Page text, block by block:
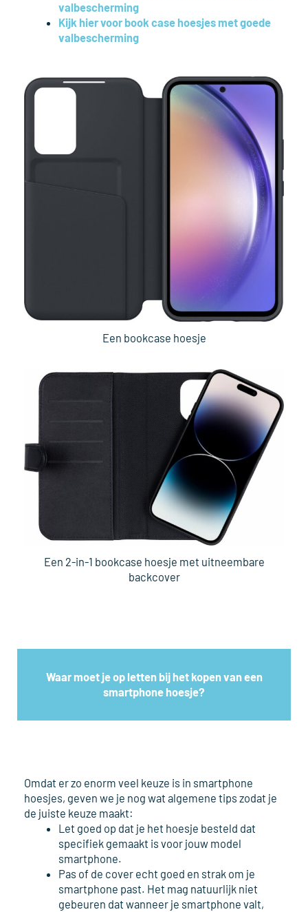
valbescherming
Kijk hier voor book case hoesjes met goede
valbescherming
Een bookcase hoesje
Een 2-in-1 bookcase hoesje met uitneembare
backcover
Waar moet je op letten bij het kopen van een
smartphone hoesje?
Omdat er zo enorm veel keuze is in smartphone
hoesjes, geven we je nog wat algemene tips zodat je
de juiste keuze maakt:
Let goed op dat je het hoesje besteld dat
specifiek gemaakt is voor jouw model
smartphone.
Pas of de cover echt goed en strak om je
smartphone past. Het mag natuurlijk niet
gebeuren dat wanneer je smartphone valt,